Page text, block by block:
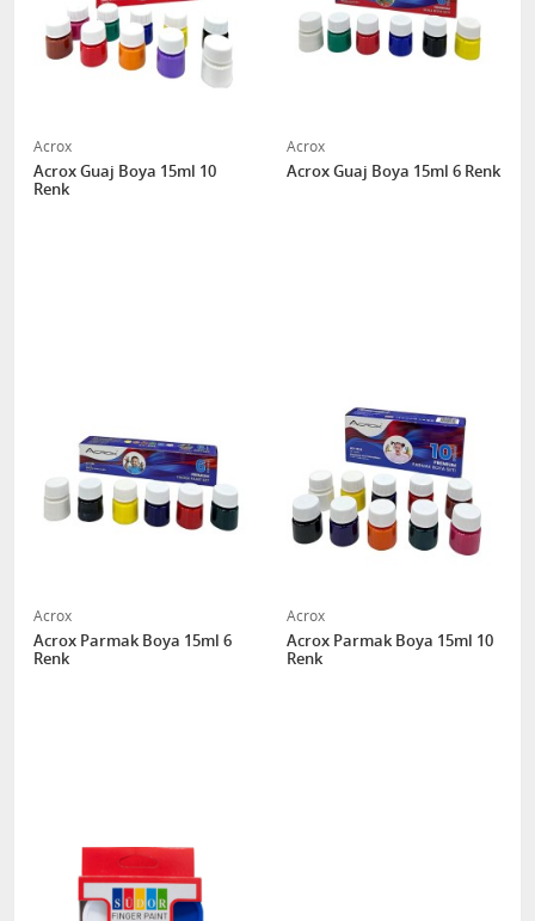
Acrox
Acrox Guaj Boya 15ml 10
Renk
Acrox
Acrox Guaj Boya 15ml 6 Renk
Acrox
Acrox Parmak Boya 15ml 6
Renk
Acrox
Acrox Parmak Boya 15ml 10
Renk